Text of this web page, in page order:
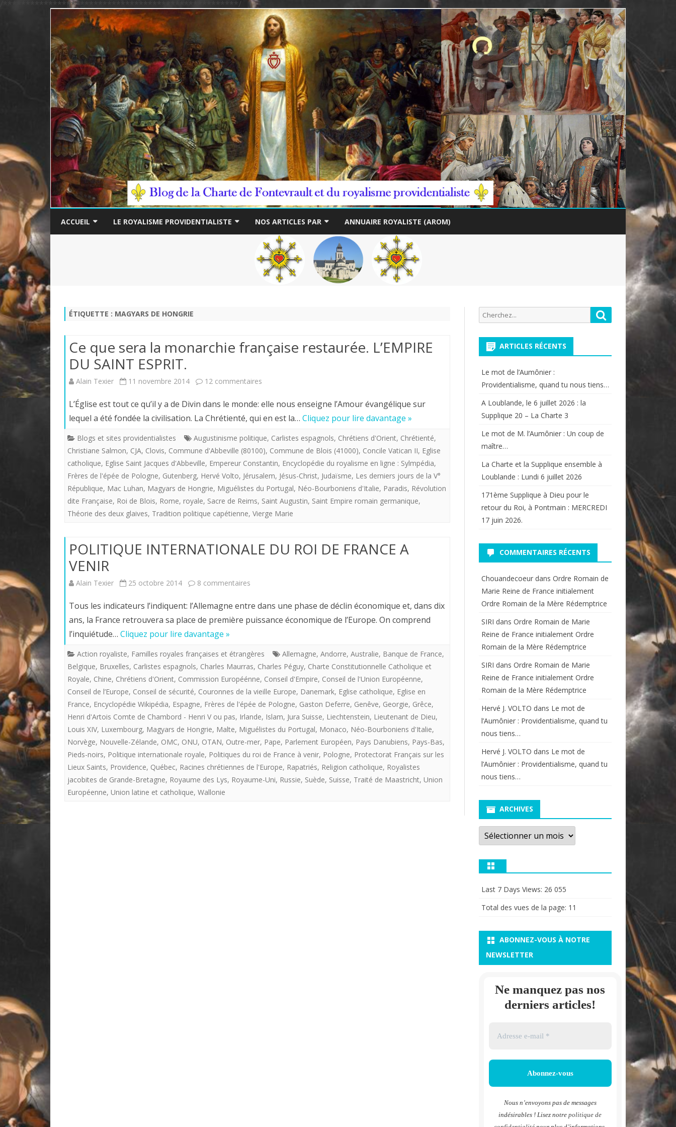
/****************************************************/
to
ACCUEIL LE ROYALISME PROVIDENTIALISTE NOS ARTICLES PAR
THÉME
AUTEUR
ANNUAIRE ROYALISTE (AROM)
ÉTIQUETTE : MAGYARS DE HONGRIE
Ce que sera la monarchie française restaurée. L’EMPIRE
DU SAINT ESPRIT.
Alain Texier 11 novembre 2014 12 commentaires
que
la
monarchie
française
restaurée.
L’EMPIRE
SAINT
L’Église est tout ce qu’il y a de Divin dans le monde: elle nous enseigne l’Amour évangélique sur
lequel a été fondée la civilisation. La Chrétienté, qui en est la… Cliquez pour lire davantage »
Blogs et sites providentialistes Augustinisme politique, Carlistes espagnols, Chrétiens d'Orient, Chrétienté,
Christiane Salmon, CJA, Clovis, Commune d'Abbeville (80100), Commune de Blois (41000), Concile Vatican II, Eglise
catholique, Eglise Saint Jacques d'Abbeville, Empereur Constantin, Encyclopédie du royalisme en ligne : Sylmpédia,
Frères de l'épée de Pologne, Gutenberg, Hervé Volto, Jérusalem, Jésus-Christ, Judaïsme, Les derniers jours de la V°
République, Mac Luhan, Magyars de Hongrie, Miguélistes du Portugal, Néo-Bourboniens d'Italie, Paradis, Révolution
dite Française, Roi de Blois, Rome, royale, Sacre de Reims, Saint Augustin, Saint Empire romain germanique,
Théorie des deux glaives, Tradition politique capétienne, Vierge Marie
POLITIQUE INTERNATIONALE DU ROI DE FRANCE A
VENIR
Alain Texier 25 octobre 2014 8 commentaires
INTERNATIONALE
ROI
DE
FRANCE
A
VENIR
Tous les indicateurs l’indiquent: l’Allemagne entre dans une phase de déclin économique et, dans dix
ans, la France retrouvera sa place de première puissance économique de l’Europe. On comprend
l’inquiétude… Cliquez pour lire davantage »
Action royaliste, Familles royales françaises et étrangères Allemagne, Andorre, Australie, Banque de France,
Belgique, Bruxelles, Carlistes espagnols, Charles Maurras, Charles Péguy, Charte Constitutionnelle Catholique et
Royale, Chine, Chrétiens d'Orient, Commission Européénne, Conseil d'Empire, Conseil de l'Union Européenne,
Conseil de l’Europe, Conseil de sécurité, Couronnes de la vieille Europe, Danemark, Eglise catholique, Eglise en
France, Encyclopédie Wikipédia, Espagne, Frères de l'épée de Pologne, Gaston Deferre, Genêve, Georgie, Grêce,
Henri d'Artois Comte de Chambord - Henri V ou pas, Irlande, Islam, Jura Suisse, Liechtenstein, Lieutenant de Dieu,
Louis XIV, Luxembourg, Magyars de Hongrie, Malte, Miguélistes du Portugal, Monaco, Néo-Bourboniens d'Italie,
Norvège, Nouvelle-Zélande, OMC, ONU, OTAN, Outre-mer, Pape, Parlement Européen, Pays Danubiens, Pays-Bas,
Pieds-noirs, Politique internationale royale, Politiques du roi de France à venir, Pologne, Protectorat Français sur les
Lieux Saints, Providence, Québec, Racines chrétiennes de l'Europe, Rapatriés, Religion catholique, Royalistes
jacobites de Grande-Bretagne, Royaume des Lys, Royaume-Uni, Russie, Suède, Suisse, Traité de Maastricht, Union
Européenne, Union latine et catholique, Wallonie
Recherche
pour:
Rechercher
ARTICLES RÉCENTS
Le mot de l’Aumônier :
Providentialisme, quand tu nous tiens…
A Loublande, le 6 juillet 2026 : la
Supplique 20 – La Charte 3
Le mot de M. l’Aumônier : Un coup de
maître…
La Charte et la Supplique ensemble à
Loublande : Lundi 6 juillet 2026
171ème Supplique à Dieu pour le
retour du Roi, à Pontmain : MERCREDI
17 juin 2026.
COMMENTAIRES RÉCENTS
Chouandecoeurdans Ordre Romain de
Marie Reine de France initialement
Ordre Romain de la Mère Rédemptrice
SIRI dans Ordre Romain de Marie
Reine de France initialement Ordre
Romain de la Mère Rédemptrice
SIRI dans Ordre Romain de Marie
Reine de France initialement Ordre
Romain de la Mère Rédemptrice
Hervé J. VOLTO dans Le mot de
l’Aumônier : Providentialisme, quand tu
nous tiens…
Hervé J. VOLTO dans Le mot de
l’Aumônier : Providentialisme, quand tu
nous tiens…
ARCHIVES
Archives
Last 7 Days Views: 26 055
Total des vues de la page: 11
ABONNEZ-VOUS À NOTRE
NEWSLETTER
Ne manquez pas nos
derniers articles!
Nous n’envoyons pas de messages
indésirables ! Lisez notrepolitique de